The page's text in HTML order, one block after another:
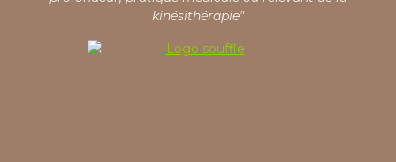
kinésithérapie"